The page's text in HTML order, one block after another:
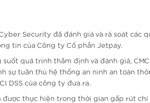
Security đã đánh giá và rà soát các
tin của Công ty Cổ phần Jetpay.
suốt quá trình thẩm định và đánh giá,
sự tuân thủ hệ thống an ninh an toàn
DSS của công ty đưa ra.
được thực hiện trong thời gian gấp rút